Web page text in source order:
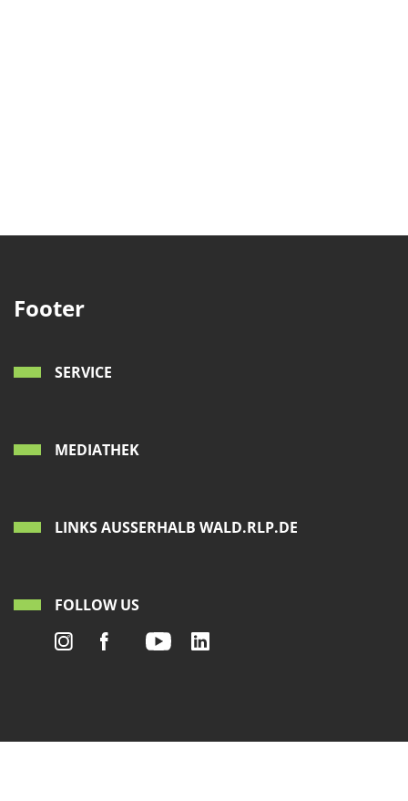
Footer
SERVICE
MEDIATHEK
LINKS AUSSERHALB WALD.RLP.DE
FOLLOW US